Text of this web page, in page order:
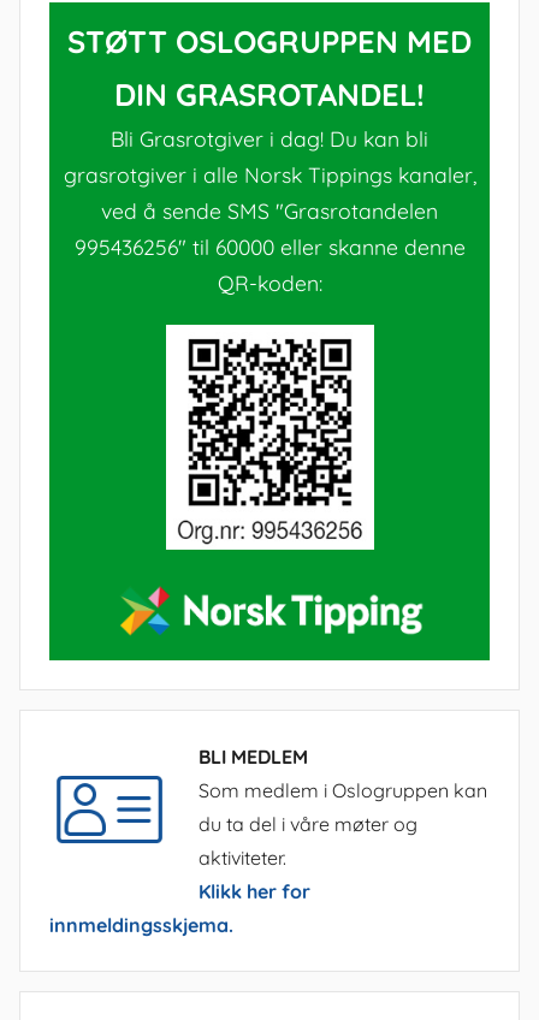
STØTT OSLOGRUPPEN MED
DIN GRASROTANDEL!
Bli Grasrotgiver i dag! Du kan bli
grasrotgiver i alle Norsk Tippings kanaler,
ved å sende SMS "Grasrotandelen
995436256" til 60000 eller skanne denne
QR-koden:
BLI MEDLEM
Som medlem i Oslogruppen kan
du ta del i våre møter og
aktiviteter.
Klikk her for
innmeldingsskjema.